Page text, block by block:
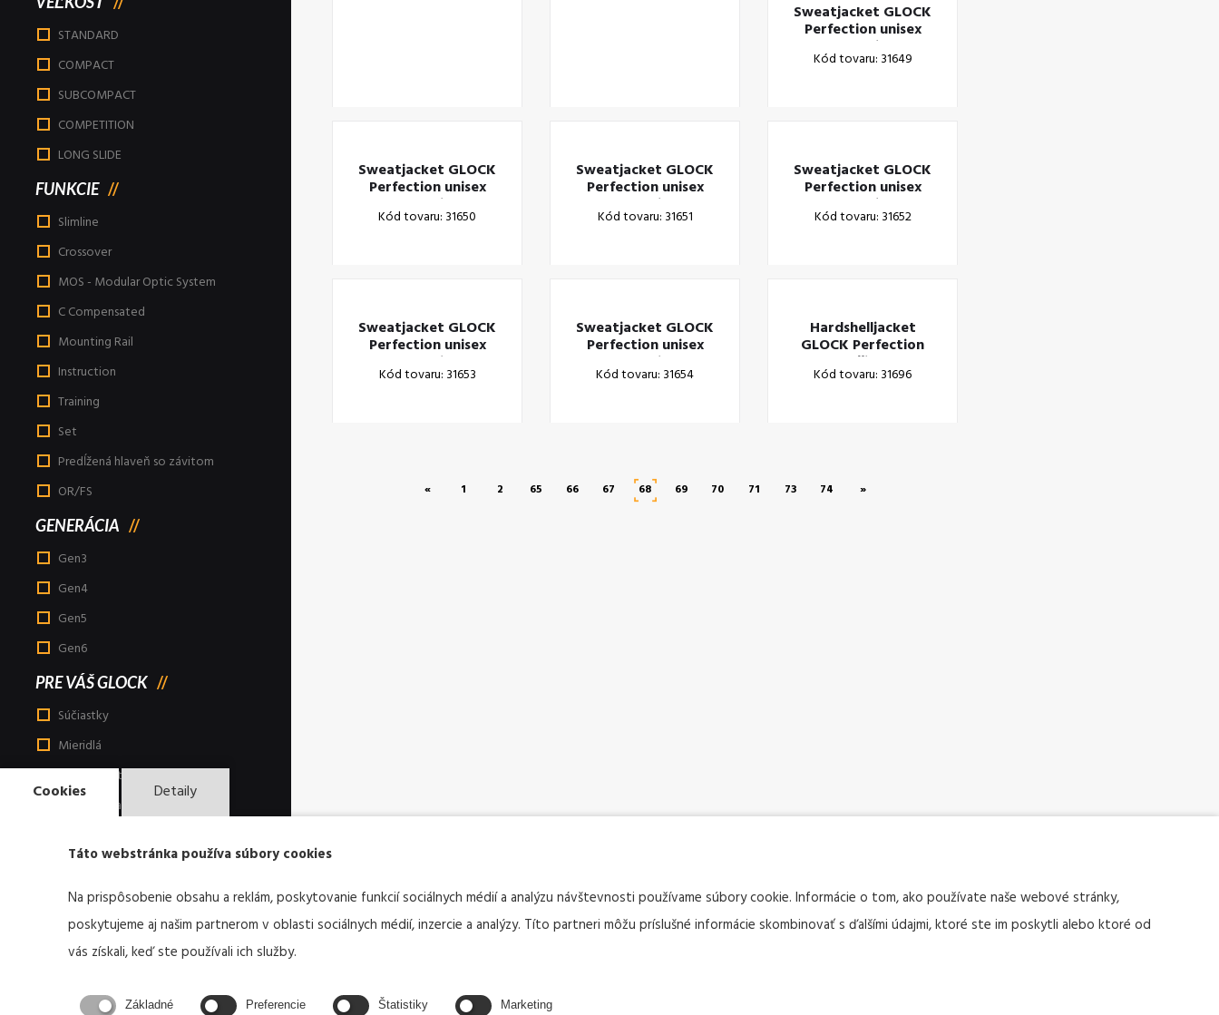
STANDARD
COMPACT
SUBCOMPACT
COMPETITION
LONG SLIDE
FUNKCIE
Slimline
Crossover
MOS - Modular Optic System
C Compensated
Mounting Rail
Instruction
Training
Set
Predĺžená hlaveň so závitom
OR/FS
GENERÁCIA
Gen3
Gen4
Gen5
Gen6
PRE VÁŠ GLOCK
Súčiastky
Mieridlá
Nože, lopatky
Tašky, ruksaky
Taktické svietidlá
Print informačné materiály
Reklamné a darčekové produkty
Sweatjacket GLOCK
Perfection unisex
Hoodie
black/structured XS
Kód tovaru: 31649
Sweatjacket GLOCK
Perfection unisex
Hoodie
black/structured S
Kód tovaru: 31650
Sweatjacket GLOCK
Perfection unisex
Hoodie
black/structured M
Kód tovaru: 31651
Sweatjacket GLOCK
Perfection unisex
Hoodie
black/structured L
Kód tovaru: 31652
Sweatjacket GLOCK
Perfection unisex
Hoodie
black/structured XL
Kód tovaru: 31653
Sweatjacket GLOCK
Perfection unisex
Hoodie
black/structured XXL
Kód tovaru: 31654
Hardshelljacket
GLOCK Perfection
pánske čierne XS
Kód tovaru: 31696
« 1 2 65 66 67 68 69 70 71 73 74 »
Cookies Detaily
Táto webstránka používa súbory cookies
Na prispôsobenie obsahu a reklám, poskytovanie funkcií sociálnych médií a analýzu návštevnosti používame súbory cookie. Informácie o tom, ako používate naše webové stránky,
poskytujeme aj našim partnerom v oblasti sociálnych médií, inzercie a analýzy. Títo partneri môžu príslušné informácie skombinovať s ďalšími údajmi, ktoré ste im poskytli alebo ktoré od
vás získali, keď ste používali ich služby.
Základné Preferencie Štatistiky Marketing